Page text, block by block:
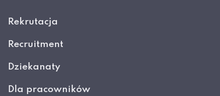
Rekrutacja
Recruitment
Dziekanaty
Dla pracowników